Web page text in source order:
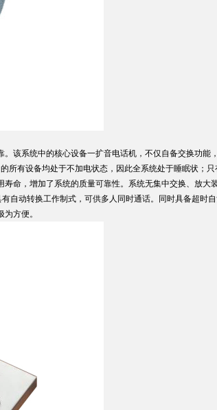
该系统中的核心设备一扩音电话机，不仅自备交换功能
所有设备均处于不加电状态，因此全系统处于睡眠状；
命，增加了系统的质量可靠性。系统无集中交换、放大
自动转换工作制式，可供多人同时通话。同时具备超时
方便。